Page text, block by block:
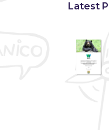
Latest